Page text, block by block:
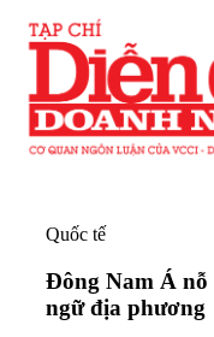
Quốc tế
Đông Nam Á nỗ
ngữ địa phương